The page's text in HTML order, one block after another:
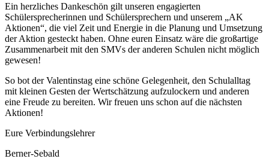
Ein herzliches Dankeschön gilt unseren engagierten
Schülersprecherinnen und Schülersprechern und unserem „AK
Aktionen“, die viel Zeit und Energie in die Planung und Umsetzung
der Aktion gesteckt haben. Ohne euren Einsatz wäre die großartige
Zusammenarbeit mit den SMVs der anderen Schulen nicht möglich
gewesen!
So bot der Valentinstag eine schöne Gelegenheit, den Schulalltag
mit kleinen Gesten der Wertschätzung aufzulockern und anderen
eine Freude zu bereiten. Wir freuen uns schon auf die nächsten
Aktionen!
Eure Verbindungslehrer
Berner-Sebald